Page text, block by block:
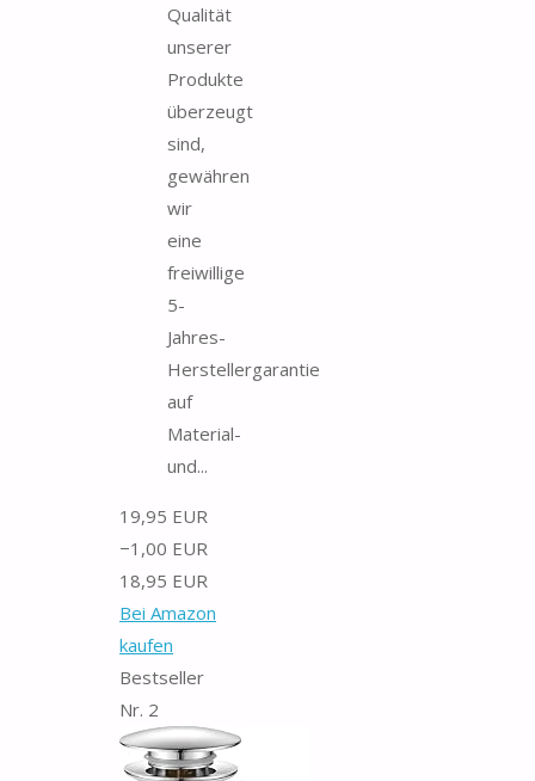
Qualität
unserer
Produkte
überzeugt
sind,
gewähren
wir
eine
freiwillige
5-
Jahres-
Herstellergarantie
auf
Material-
und...
19,95 EUR
−1,00 EUR
18,95 EUR
Bei Amazon
kaufen
Bestseller
Nr. 2